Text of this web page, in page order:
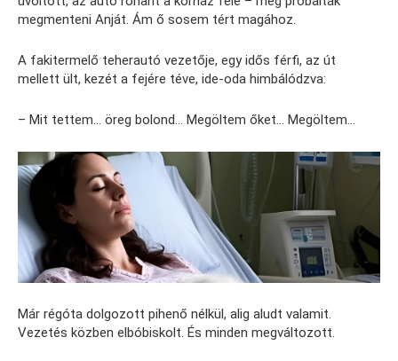
megmenteni Anját. Ám ő sosem tért magához.
A fakitermelő teherautó vezetője, egy idős férfi, az út
mellett ült, kezét a fejére téve, ide-oda himbálódzva:
– Mit tettem… öreg bolond… Megöltem őket… Megöltem…
Már régóta dolgozott pihenő nélkül, alig aludt valamit.
Vezetés közben elbóbiskolt. És minden megváltozott.